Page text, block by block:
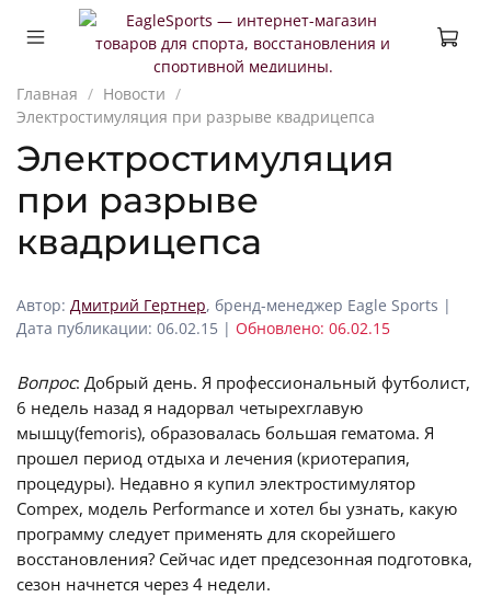
Главная
Новости
Электростимуляция при разрыве квадрицепса
Электростимуляция
при разрыве
квадрицепса
Автор: Дмитрий Гертнер, бренд-менеджер Eagle Sports |
Дата публикации: 06.02.15 | Обновлено: 06.02.15
Вопрос: Добрый день. Я профессиональный футболист,
6 недель назад я надорвал четырехглавую
мышцу(femoris), образовалась большая гематома. Я
прошел период отдыха и лечения (криотерапия,
процедуры). Недавно я купил электростимулятор
Compex, модель Performance и хотел бы узнать, какую
программу следует применять для скорейшего
восстановления? Сейчас идет предсезонная подготовка,
сезон начнется через 4 недели.